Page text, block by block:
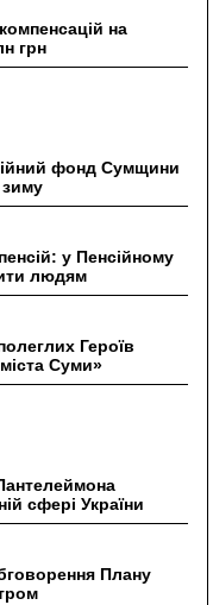
на
грн
фонд Сумщини
у Пенсійному
людям
Героїв
Суми»
сфері України
Плану